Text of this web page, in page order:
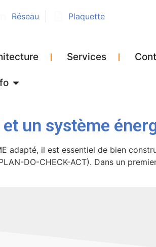
Réseau Plaquette
Services
un système
adapté, il est essentiel de bien
DO-CHECK-ACT). Dans un